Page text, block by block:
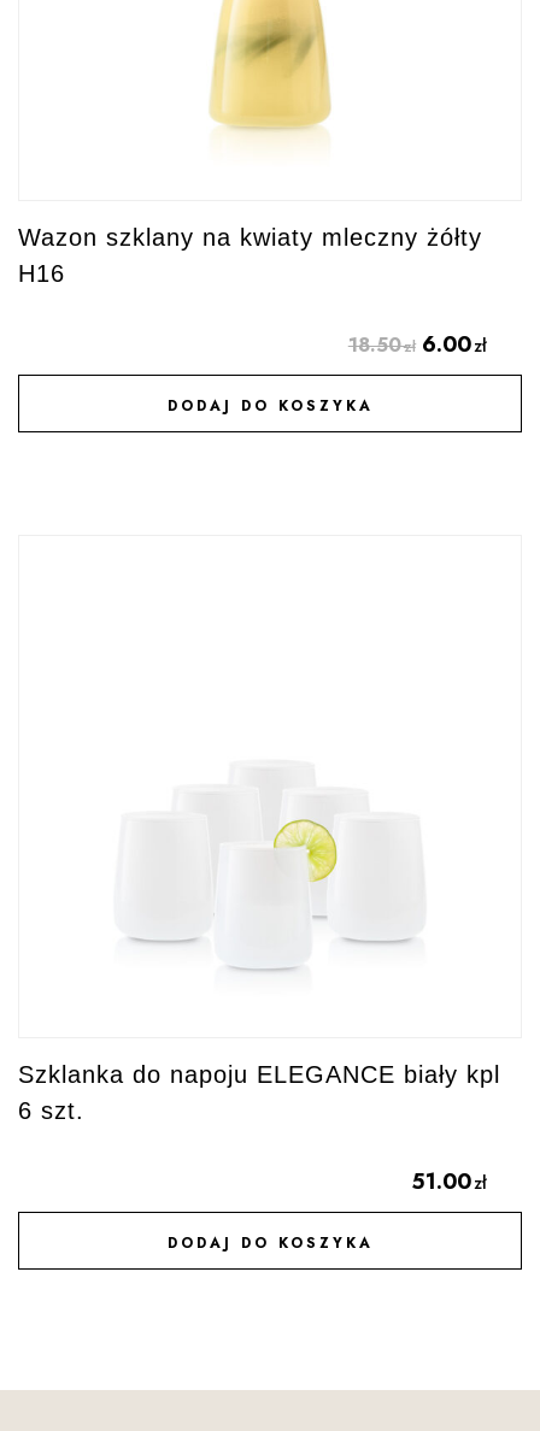
Wazon szklany na kwiaty mleczny żółty
H16
18.50zł 6.00zł
DODAJ DO KOSZYKA
DODAJ DO ULUBIONYCH
Szklanka do napoju ELEGANCE biały kpl
6 szt.
51.00zł
DODAJ DO KOSZYKA
DODAJ DO ULUBIONYCH